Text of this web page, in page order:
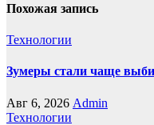
Похожая запись
Технологии
Зумеры стали чаще
Авг 6, 2026 Admin
Технологии